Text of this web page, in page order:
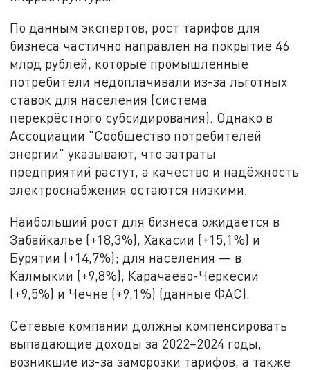
По данным экспертов, рост тарифов для
бизнеса частично направлен на покрытие 46
млрд рублей, которые промышленные
потребители недоплачивали из-за льготных
ставок для населения (система
перекрёстного субсидирования). Однако в
Ассоциации "Сообщество потребителей
энергии" указывают, что затраты
предприятий растут, а качество и надёжность
электроснабжения остаются низкими.
Наибольший рост для бизнеса ожидается в
Забайкалье (+18,3%), Хакасии (+15,1%) и
Бурятии (+14,7%); для населения — в
Калмыкии (+9,8%), Карачаево-Черкесии
(+9,5%) и Чечне (+9,1%) (данные ФАС).
Сетевые компании должны компенсировать
выпадающие доходы за 2022–2024 годы,
возникшие из-за заморозки тарифов, а также